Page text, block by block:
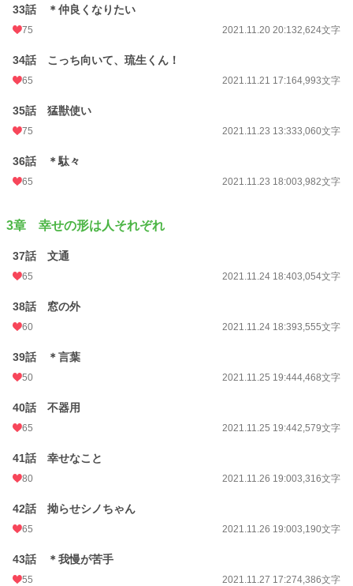
33話 ＊仲良くなりたい
75 2021.11.20 20:132,624文字
34話 こっち向いて、琉生くん！
65 2021.11.21 17:164,993文字
35話 猛獣使い
75 2021.11.23 13:333,060文字
36話 ＊駄々
65 2021.11.23 18:003,982文字
3章 幸せの形は人それぞれ
37話 文通
65 2021.11.24 18:403,054文字
38話 窓の外
60 2021.11.24 18:393,555文字
39話 ＊言葉
50 2021.11.25 19:444,468文字
40話 不器用
65 2021.11.25 19:442,579文字
41話 幸せなこと
80 2021.11.26 19:003,316文字
42話 拗らせシノちゃん
65 2021.11.26 19:003,190文字
43話 ＊我慢が苦手
55 2021.11.27 17:274,386文字